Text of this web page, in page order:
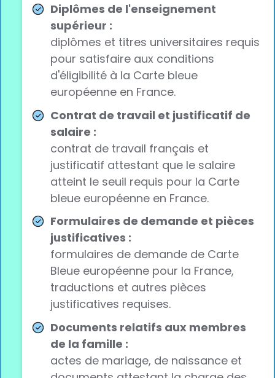
Diplômes de l'enseignement
supérieur :
diplômes et titres universitaires requis
pour satisfaire aux conditions
d'éligibilité à la Carte bleue
européenne en France.
Contrat de travail et justificatif de
salaire :
contrat de travail français et
justificatif attestant que le salaire
atteint le seuil requis pour la Carte
bleue européenne en France.
Formulaires de demande et pièces
justificatives :
formulaires de demande de Carte
Bleue européenne pour la France,
traductions et autres pièces
justificatives requises.
Documents relatifs aux membres
de la famille :
actes de mariage, de naissance et